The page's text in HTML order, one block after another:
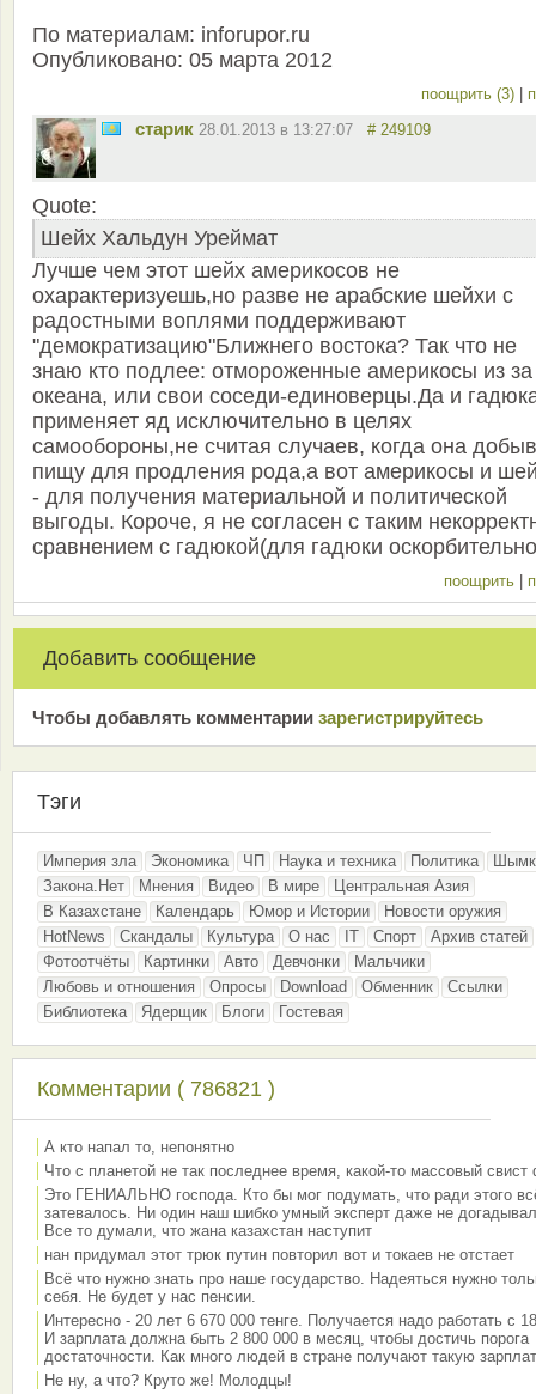
По материалам: inforupor.ru
Опубликовано: 05 марта 2012
поощрить (3)
старик 28.01.2013 в 13:27:07 # 249109
Quote:
Шейх Хальдун Уреймат
Лучше чем этот шейх америкосов не
охарактеризуешь,но разве не арабские шейхи с
радостными воплями поддерживают
"демократизацию"Ближнего востока? Так что не
знаю кто подлее: отмороженные америкосы из за
океана, или свои соседи-единоверцы.Да и
применяет яд исключительно в целях
самообороны,не считая случаев, когда она
пищу для продления рода,а вот америкосы и
- для получения материальной и политической
выгоды. Короче, я не согласен с таким
сравнением с гадюкой(для гадюки
поощрить
Добавить сообщение
Чтобы добавлять комментарии зарeгиcтрирyйтeсь
Тэги
Империя зла Экономика ЧП Наука и техника Политика
Закона.Нет
Мнения Видео В мире
Центральная Азия
В Казахстане
Календарь Юмор и Истории
Новости оружия
HotNews
Скандалы Культура О нас IT Спорт
Архив статей
Фотоотчёты
Картинки Авто Девчонки
Мальчики
Любовь и отношения
Опросы Download Обменник
Ссылки
Библиотека
Ядерщик Блоги Гостевая
Комментарии ( 786821 )
А кто напал то, непонятно
Что с планетой не так последнее время, какой-то массовый свист
Это ГЕНИАЛЬНО господа. Кто бы мог подумать, что ради этого
затевалось. Ни один наш шибко умный эксперт даже не
Все то думали, что жана казахстан наступит
нан придумал этот трюк путин повторил вот и токаев не отстает
Всё что нужно знать про наше государство. Надеяться нужно
себя. Не будет у нас пенсии.
Интересно - 20 лет 6 670 000 тенге. Получается надо работать с
И зарплата должна быть 2 800 000 в месяц, чтобы достичь порога
достаточности. Как много людей в стране получают такую
Не ну, а что? Круто же! Молодцы!